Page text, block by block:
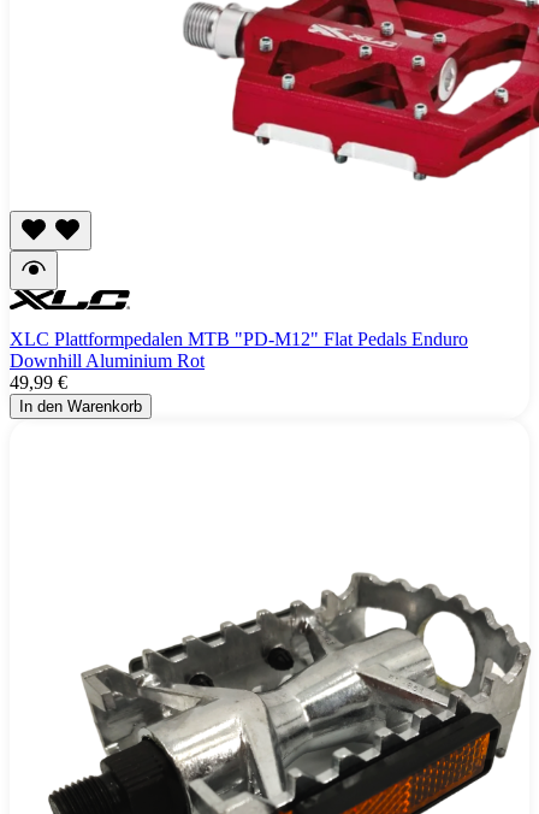
XLC Plattformpedalen MTB "PD-M12" Flat Pedals Enduro
Downhill Aluminium Rot
49,99 €
In den Warenkorb